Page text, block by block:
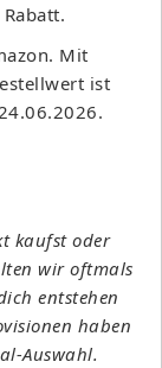
Mit
ist
kaufst oder
wir oftmals
entstehen
haben
Auswahl.